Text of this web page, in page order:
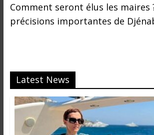
Comment seront élus les maires
précisions importantes de
Latest News